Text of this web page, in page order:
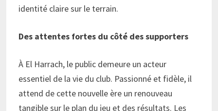
identité claire sur le terrain.
Des attentes fortes du côté des supporters
À El Harrach, le public demeure un acteur
essentiel de la vie du club. Passionné et fidèle, il
attend de cette nouvelle ère un renouveau
tangible sur le plan du jeu et des résultats. Les